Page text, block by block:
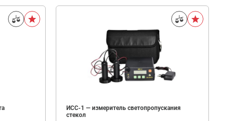
ИСС-1 — измеритель светопропускания
стекол